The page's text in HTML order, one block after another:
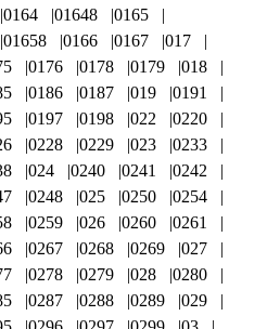
0164 01648
0165
01658 0166 0167
017
0176 0178 0179
018
0186 0187 019
0191
0197 0198 022
0220
0228 0229 023
0233
024 0240 0241
0242
0248 025 0250
0254
0259 026 0260
0261
0267 0268 0269
027
0278 0279 028
0280
0287 0288 0289
029